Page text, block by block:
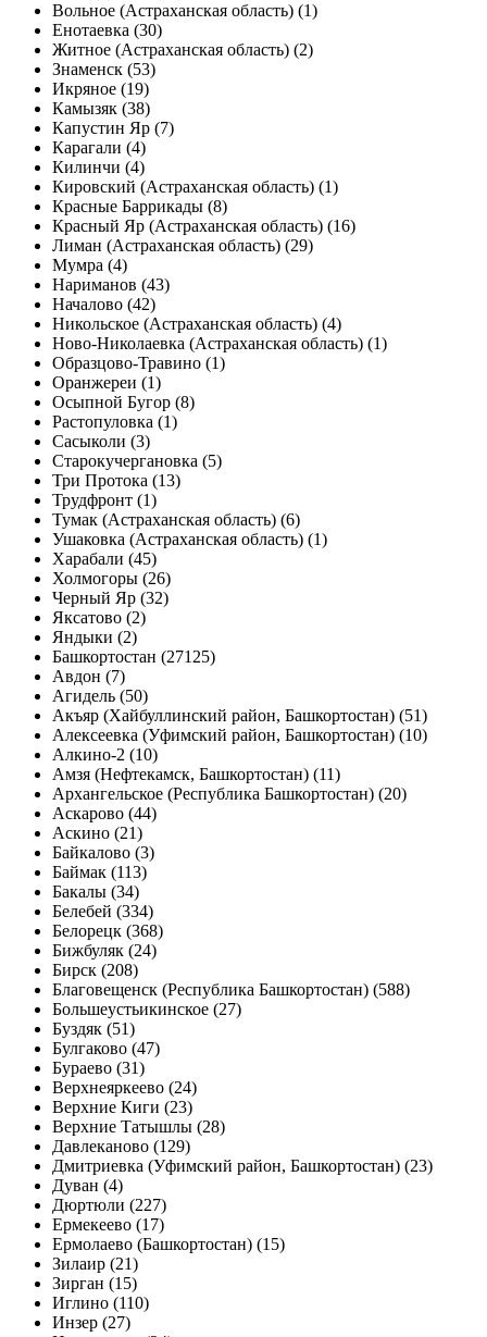
Вольное (Астраханская область) (1)
Енотаевка (30)
Житное (Астраханская область) (2)
Знаменск (53)
Икряное (19)
Камызяк (38)
Капустин Яр (7)
Карагали (4)
Килинчи (4)
Кировский (Астраханская область) (1)
Красные Баррикады (8)
Красный Яр (Астраханская область) (16)
Лиман (Астраханская область) (29)
Мумра (4)
Нариманов (43)
Началово (42)
Никольское (Астраханская область) (4)
Ново-Николаевка (Астраханская область) (1)
Образцово-Травино (1)
Оранжереи (1)
Осыпной Бугор (8)
Растопуловка (1)
Сасыколи (3)
Старокучергановка (5)
Три Протока (13)
Трудфронт (1)
Тумак (Астраханская область) (6)
Ушаковка (Астраханская область) (1)
Харабали (45)
Холмогоры (26)
Черный Яр (32)
Яксатово (2)
Яндыки (2)
Башкортостан (27125)
Авдон (7)
Агидель (50)
Акъяр (Хайбуллинский район, Башкортостан) (51)
Алексеевка (Уфимский район, Башкортостан) (10)
Алкино-2 (10)
Амзя (Нефтекамск, Башкортостан) (11)
Архангельское (Республика Башкортостан) (20)
Аскарово (44)
Аскино (21)
Байкалово (3)
Баймак (113)
Бакалы (34)
Белебей (334)
Белорецк (368)
Бижбуляк (24)
Бирск (208)
Благовещенск (Республика Башкортостан) (588)
Большеустьикинское (27)
Буздяк (51)
Булгаково (47)
Бураево (31)
Верхнеяркеево (24)
Верхние Киги (23)
Верхние Татышлы (28)
Давлеканово (129)
Дмитриевка (Уфимский район, Башкортостан) (23)
Дуван (4)
Дюртюли (227)
Ермекеево (17)
Ермолаево (Башкортостан) (15)
Зилаир (21)
Зирган (15)
Иглино (110)
Инзер (27)